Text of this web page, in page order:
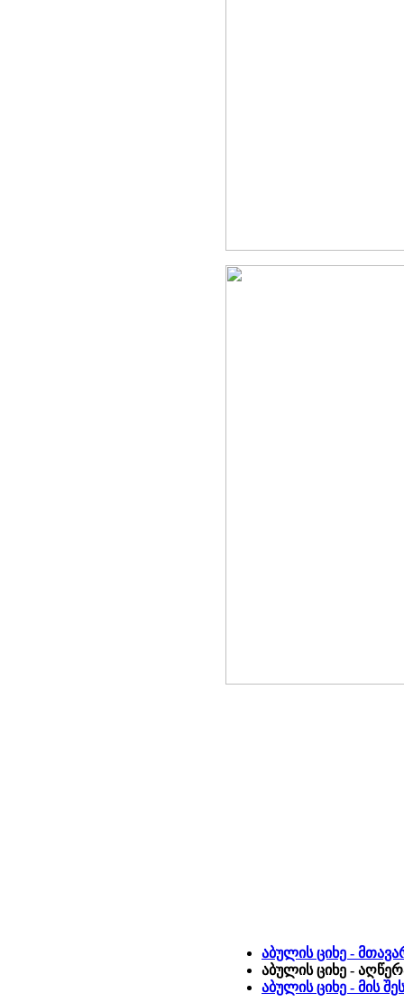
აბულის ციხე -
აბულის ციხე -
აბულის ციხე - მის